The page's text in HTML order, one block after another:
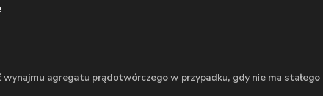
wynajmu agregatu prądotwórczego w przypadku, gdy nie ma